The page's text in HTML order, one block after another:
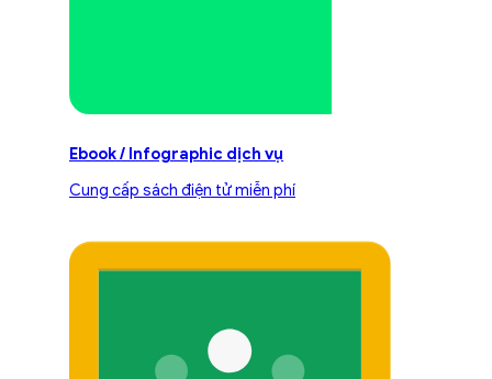
Ebook / Infographic dịch vụ
Cung cấp sách điện tử miễn phí